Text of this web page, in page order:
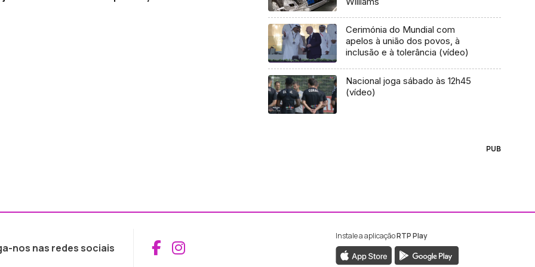
Cerimónia do Mundial com
apelos à união dos povos, à
inclusão e à tolerância (vídeo)
Nacional joga sábado às 12h45
(vídeo)
PUB
nos nas redes sociais Aceder ao Facebook da RTP Madeira
Aceder ao Instagram da RTP Madeira
Instale a aplicaçãoRTP Play